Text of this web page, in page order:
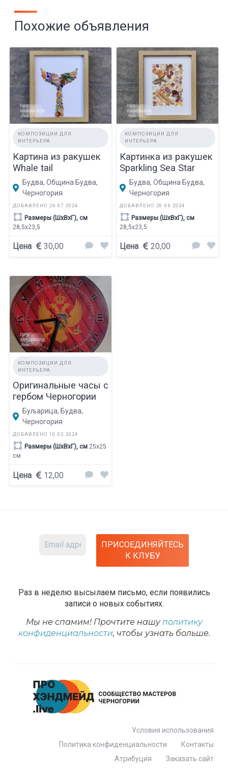
Похожие объявления
КОМПОЗИЦИИ ДЛЯ
ИНТЕРЬЕРА
Картина из ракушек
Whale tail
Будва, Община Будва,
Черногория
ДОБАВЛЕНО 26.07.2024
Размеры (ШхВхГ), см
28,5х23,5
Цена 30,00
КОМПОЗИЦИИ ДЛЯ
ИНТЕРЬЕРА
Картинка из ракушек
Sparkling Sea Star
Будва, Община Будва,
Черногория
ДОБАВЛЕНО 20.06.2024
Размеры (ШхВхГ), см
28,5х23,5
Цена 20,00
КОМПОЗИЦИИ ДЛЯ
ИНТЕРЬЕРА
Оригинальные часы с
гербом Черногории
Буљарица, Будва,
Черногория
ДОБАВЛЕНО 10.02.2024
Размеры (ШхВхГ), см25х25
см
Цена 12,00
Раз в неделю высылаем письмо, если появились
записи о новых событиях.
Мы не спамим! Прочтите нашуполитику
конфиденциальности, чтобы узнать больше.
Условия использования
Политика конфиденциальности
Контакты
Атрибуция
Заказать сайт